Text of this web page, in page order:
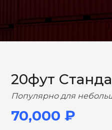
НАЗАД
20фут
Популярно для
70,000 ₽